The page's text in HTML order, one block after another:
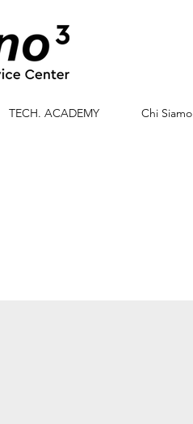
TECH. ACADEMY Chi Siamo